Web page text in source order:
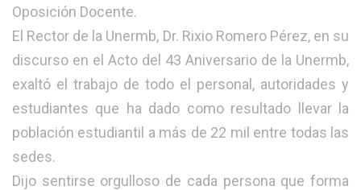
Oposición Docente.
El Rector de la Unermb, Dr. Rixio Romero Pérez, en su
discurso en el Acto del 43 Aniversario de la Unermb,
exaltó el trabajo de todo el personal, autoridades y
estudiantes que ha dado como resultado llevar la
población estudiantil a más de 22 mil entre todas las
sedes.
Dijo sentirse orgulloso de cada persona que forma